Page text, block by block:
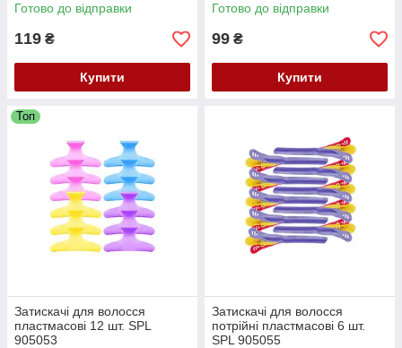
Готово до відправки
119 ₴
Купити
Готово до відправки
99 ₴
Купити
Топ
Затискачі для волосся
пластмасові 12 шт. SPL
905053
Затискачі для волосся
потрійні пластмасові 6 шт.
SPL 905055